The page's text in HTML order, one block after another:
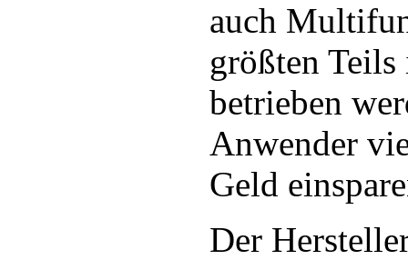
auch
größten
betrieben
Anwender
Geld
Der